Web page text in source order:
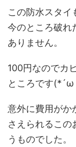
この防水スタイ
今のところ破れ
ありません。
100円なのでカ
ところです(*´ω
意外に費用がか
さえられるこの
うものでした。